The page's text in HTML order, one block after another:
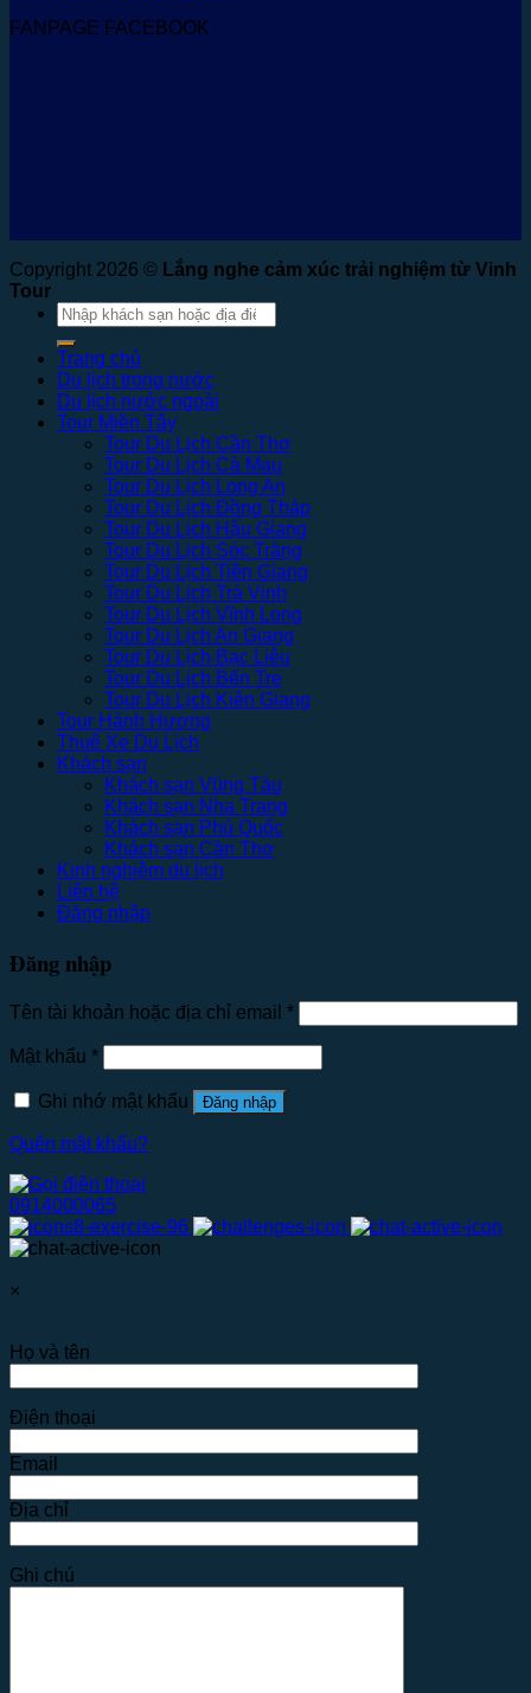
FANPAGE FACEBOOK
Copyright 2026 © Lắng nghe cảm xúc trải nghiệm từ Vinh
Tour
Tìm
kiếm:
Trang chủ
Du lịch trong nước
Du lịch nước ngoài
Tour Miền Tây
Tour Du Lịch Cần Thơ
Tour Du Lịch Cà Mau
Tour Du Lịch Long An
Tour Du Lịch Đồng Tháp
Tour Du Lịch Hậu Giang
Tour Du Lịch Sóc Trăng
Tour Du Lịch Tiền Giang
Tour Du Lịch Trà Vinh
Tour Du Lịch Vĩnh Long
Tour Du Lịch An Giang
Tour Du Lịch Bạc Liêu
Tour Du Lịch Bến Tre
Tour Du Lịch Kiên Giang
Tour Hành Hương
Thuê Xe Du Lịch
Khách sạn
Khách sạn Vũng Tàu
Khách sạn Nha Trang
Khách sạn Phú Quốc
Khách sạn Cần Thơ
Kinh nghiệm du lịch
Liên hệ
Đăng nhập
Đăng nhập
Tên tài khoản hoặc địa chỉ email *
Mật khẩu *
Ghi nhớ mật khẩu Đăng nhập
Quên mật khẩu?
0914000065
×
Họ và tên
Điện thoại
Email
Địa chỉ
Ghi chú